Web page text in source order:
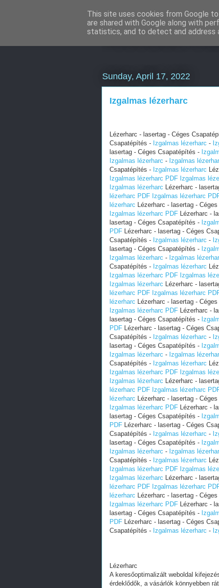
Weboldal
Sunday, April 17, 2022
Izgalmas lézerharc
Lézerharc - lasertag - Céges
Csapatépítés - Izgalmas lézerharc -
lasertag - Céges Csapatépítés -
Izgalmas lézerharc - Izgalmas
Csapatépítés - Izgalmas lézerharc
Izgalmas lézerharc PDF Izgalmas
Izgalmas lézerharc Lézerharc -
lézerharc PDF Izgalmas lézerharc
lézerharc Lézerharc - lasertag -
Izgalmas lézerharc PDF Lézerharc -
lasertag - Céges Csapatépítés -
PDF Lézerharc - lasertag - Céges
Csapatépítés - Izgalmas lézerharc -
lasertag - Céges Csapatépítés -
Izgalmas lézerharc - Izgalmas
Csapatépítés - Izgalmas lézerharc
Izgalmas lézerharc PDF Izgalmas
Izgalmas lézerharc Lézerharc -
lézerharc PDF Izgalmas lézerharc
lézerharc Lézerharc - lasertag -
Izgalmas lézerharc PDF Lézerharc -
lasertag - Céges Csapatépítés -
PDF Lézerharc - lasertag - Céges
Csapatépítés - Izgalmas lézerharc -
lasertag - Céges Csapatépítés -
Izgalmas lézerharc - Izgalmas
Csapatépítés - Izgalmas lézerharc
Izgalmas lézerharc PDF Izgalmas
Izgalmas lézerharc Lézerharc -
lézerharc PDF Izgalmas lézerharc
lézerharc Lézerharc - lasertag -
Izgalmas lézerharc PDF Lézerharc -
lasertag - Céges Csapatépítés -
PDF Lézerharc - lasertag - Céges
Csapatépítés - Izgalmas lézerharc -
lasertag - Céges Csapatépítés -
Izgalmas lézerharc - Izgalmas
Csapatépítés - Izgalmas lézerharc
Izgalmas lézerharc PDF Izgalmas
Izgalmas lézerharc Lézerharc -
lézerharc PDF Izgalmas lézerharc
lézerharc Lézerharc - lasertag -
Izgalmas lézerharc PDF Lézerharc -
lasertag - Céges Csapatépítés -
PDF Lézerharc - lasertag - Céges
Csapatépítés - Izgalmas lézerharc -
Lézerharc
A keresőoptimalizált weboldal
érdeklődők, a vásárlók könnyebben
This site uses cookies from Google
are shared with Google along with
statistics, and to detect and address